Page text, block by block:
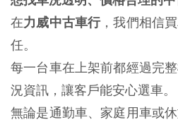
在力威中古車行，我們相信
任。
每一台車在上架前都經過完
況資訊，讓客戶能安心選車。
無論是通勤車、家庭用車或